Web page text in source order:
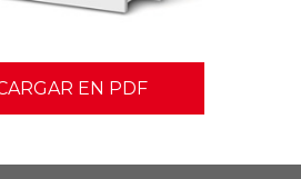
EN PDF